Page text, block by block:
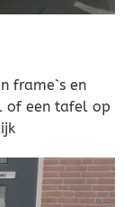
frame`s en
of een tafel op